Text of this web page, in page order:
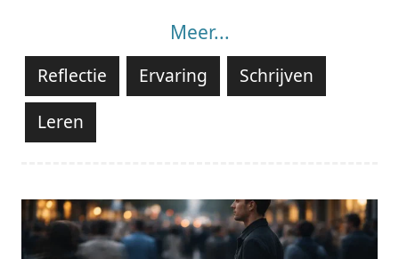
Meer...
Reflectie Ervaring
Schrijven
Leren